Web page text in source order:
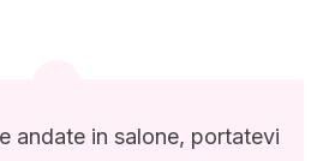
andate in salone, portatevi